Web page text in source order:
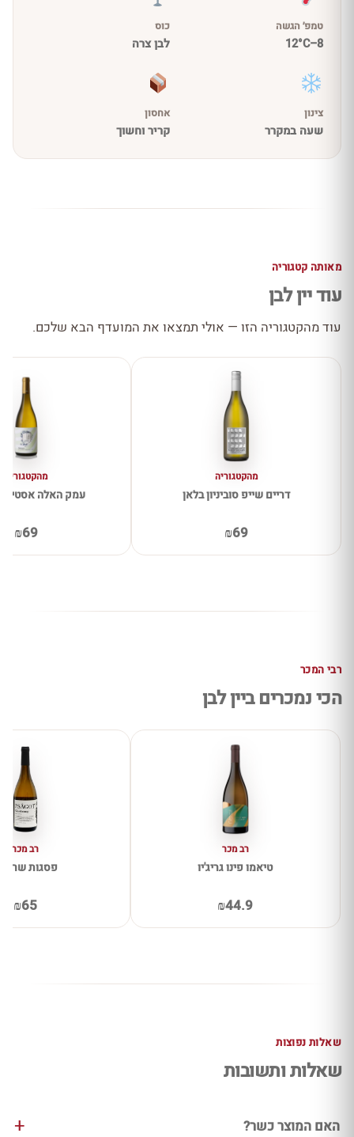
טמפ׳ הגשה
8–12°C
כוס
לבן צרה
צינון
שעה במקרר
אחסון
קריר וחשוך
מאותה קטגוריה
עוד יין לבן
עוד מהקטגוריה הזו — אולי תמצאו את המועדף הבא שלכם.
מהקטגוריה
דריים שייפ סוביניון בלאן
₪69
מהקטגוריה
עמק האלה אסטייט
₪69
רבי המכר
הכי נמכרים ביין לבן
רב מכר
טיאמו פינו גריג'יו
₪44.9
רב מכר
פסגות
₪65
שאלות נפוצות
שאלות ותשובות
האם המוצר כשר?